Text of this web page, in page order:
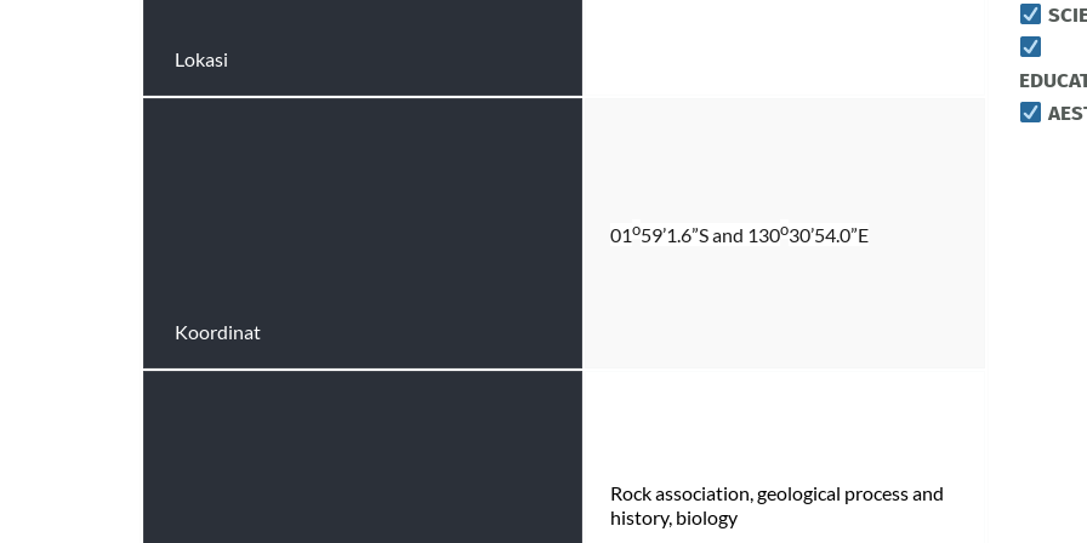
Lokasi
Koordinat
01o59’1.6”S and 130o30’54.0”E
Rock association, geological process and
history, biology